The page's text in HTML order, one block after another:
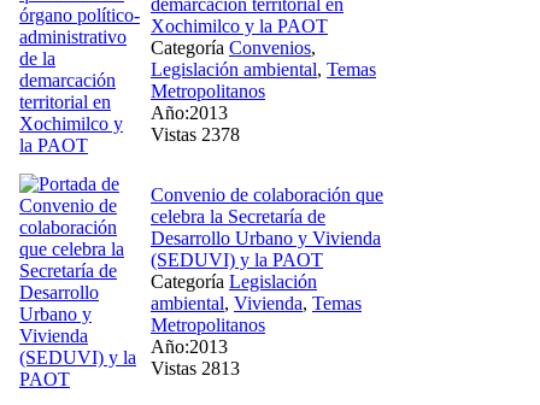
Xochimilco y la PAOT
Categoría Convenios,
Legislación ambiental, Temas
Metropolitanos
Año:2013
Vistas 2378
Convenio de colaboración que
celebra la Secretaría de
Desarrollo Urbano y Vivienda
(SEDUVI) y la PAOT
Categoría Legislación
ambiental, Vivienda, Temas
Metropolitanos
Año:2013
Vistas 2813